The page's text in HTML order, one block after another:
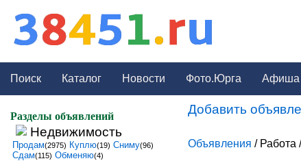
Поиск Каталог Новости Фото.Юрга Афиша
Добавить
Объявления / Работа
Разделы объявлений
Недвижимость
Продам(2975) Куплю(19) Сниму(96)
Сдам(115) Обменяю(4)